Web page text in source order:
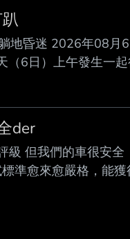
趴
地昏迷 2026年08月
6日）上午發生一
部割傷，而葉也不甘
叫囂，並試圖將駕駛
der
級 但我們的車很安全
準愈來愈嚴格，能獲
買單的最大關鍵，尤
不是取得五星安全評
力於打造高安全性的